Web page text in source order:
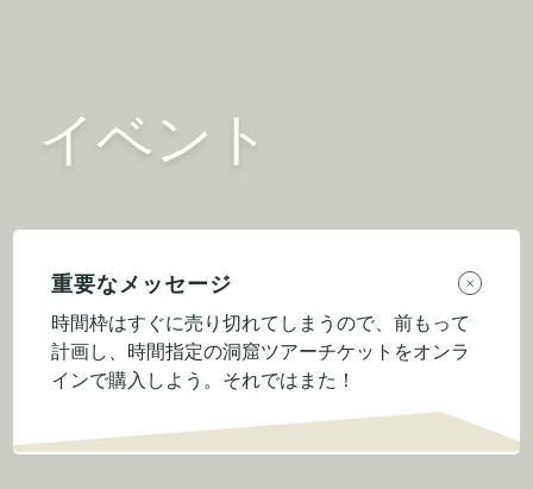
イベント
重要なメッセージ
時間枠はすぐに売り切れてしまうので、前もって
計画し、時間指定の洞窟ツアーチケットをオンラ
インで購入しよう。それではまた！